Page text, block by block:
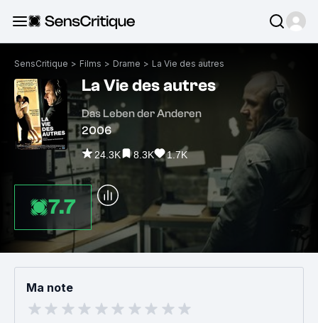
SensCritique > Films > Drame > La Vie des autres
La Vie des autres
Das Leben der Anderen
2006
24.3K 8.3K 1.7K
7.7
Ma note